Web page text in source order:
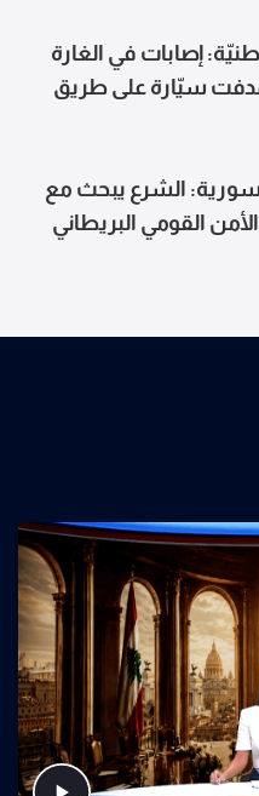
إصابات في الغارة
سيّارة على طريق
الشرع يبحث مع
القومي البريطاني